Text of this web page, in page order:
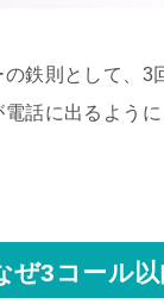
の鉄則として、
電話に出るよう
ぜ3コール以